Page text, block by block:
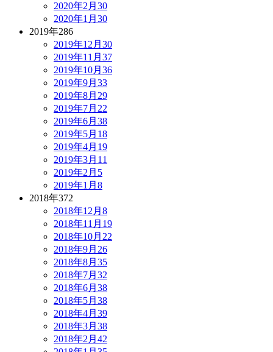
2020年2月 30
2020年1月 30
2019年286
2019年12月 30
2019年11月 37
2019年10月 36
2019年9月 33
2019年8月 29
2019年7月 22
2019年6月 38
2019年5月 18
2019年4月 19
2019年3月 11
2019年2月 5
2019年1月 8
2018年372
2018年12月 8
2018年11月 19
2018年10月 22
2018年9月 26
2018年8月 35
2018年7月 32
2018年6月 38
2018年5月 38
2018年4月 39
2018年3月 38
2018年2月 42